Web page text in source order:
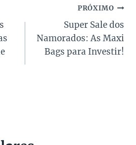
PRÓXIMO
Super Sale dos
Namorados: As Maxi
Bags para Investir!